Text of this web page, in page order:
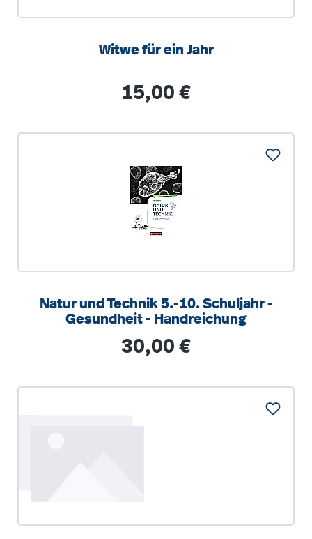
Witwe für ein Jahr
Regulärer Preis:
15,00 €
Natur und Technik 5.-10. Schuljahr -
Gesundheit - Handreichung
Regulärer Preis:
30,00 €